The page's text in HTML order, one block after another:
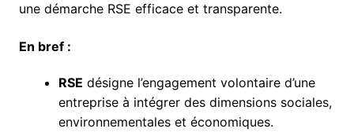
une démarche RSE efficace et transparente.
En bref :
RSE désigne l’engagement volontaire d’une
entreprise à intégrer des dimensions sociales,
environnementales et économiques.